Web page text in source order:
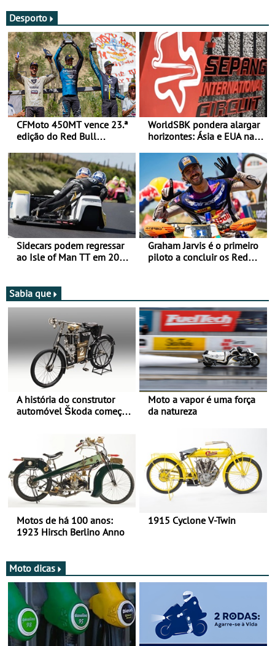
Desporto
CFMoto 450MT vence 23.ª
edição do Red Bull
Categorias Adventure -
Vitória na Ultimate, Core e
Lite
WorldSBK pondera alargar
horizontes: Ásia e EUA na
Sidecars podem regressar
ao Isle of Man TT em 2027
Graham Jarvis é o primeiro
piloto a concluir os Red
Sabia que
A história do construtor
automóvel Škoda começou
Moto a vapor é uma força
da natureza
Motos de há 100 anos:
1923 Hirsch Berlino Anno
1915 Cyclone V-Twin
Moto dicas